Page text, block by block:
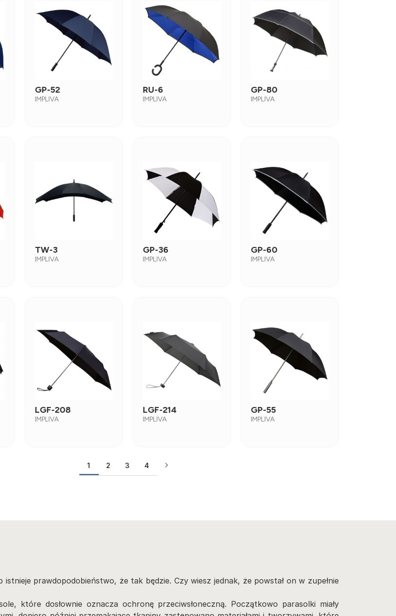
GP-52
IMPLIVA
RU-6
IMPLIVA
GP-80
IMPLIVA
TW-3
IMPLIVA
GP-36
IMPLIVA
GP-60
IMPLIVA
LGF-208
IMPLIVA
LGF-214
IMPLIVA
GP-55
IMPLIVA
1 2 3 4
prawdopodobieństwo, że tak będzie. Czy wiesz jednak, że powstał on w zupełnie
które dosłownie oznacza ochronę przeciwsłoneczną. Początkowo parasolki miały